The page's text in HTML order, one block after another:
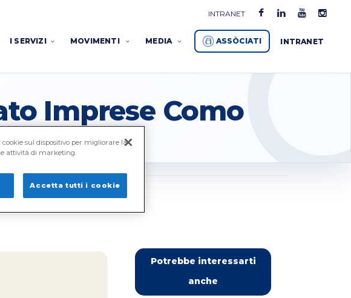
INTRANET
Confartigianato
Imprese
Como
-
Artigiani
Provincia
di
I SERVIZI MOVIMENTI MEDIA ASSÒCIATI INTRANET
Imprese Como
Potrebbe interessarti
anche
sul dispositivo per migliorare la
attività di marketing.
Accetta tutti i cookie